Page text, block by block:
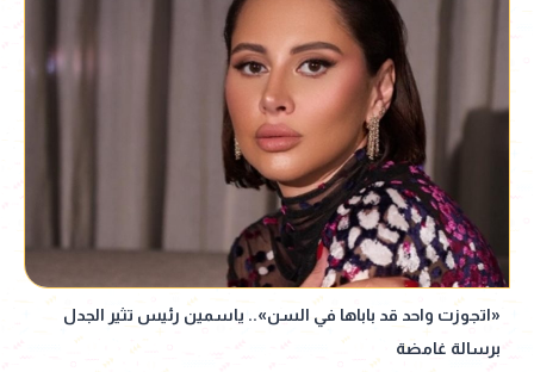
«اتجوزت واحد قد باباها في السن».. ياسمين رئيس تثير الجدل
برسالة غامضة